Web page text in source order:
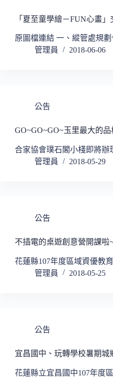
「夏至童學繪－FUN心畫
原圖檔連結 一、縱管處規
管理員
2018-06-06
公告
GO~GO~GO~玉里最大的
合家協會璞石閣小棧即將
管理員
2018-05-29
公告
不插電的桌遊創意營開課啦
花蓮縣107年度區域資優教
管理員
2018-05-25
公告
宜昌國中、玩轉學校暑期城
花蓮縣立宜昌國中107年度